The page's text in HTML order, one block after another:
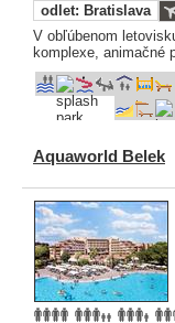
odlet: Bratislava
V obľúbenom
komplexe, animačné
Aquaworld Belek